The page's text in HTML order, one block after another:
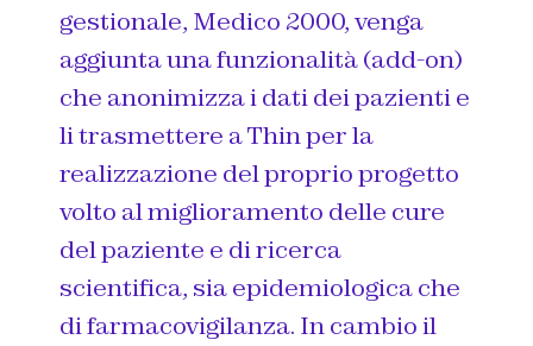
gestionale, Medico 2000, venga
aggiunta una funzionalità (add-on)
che anonimizza i dati dei pazienti e
li trasmettere a Thin per la
realizzazione del proprio progetto
volto al miglioramento delle cure
del paziente e di ricerca
scientifica, sia epidemiologica che
di farmacovigilanza. In cambio il